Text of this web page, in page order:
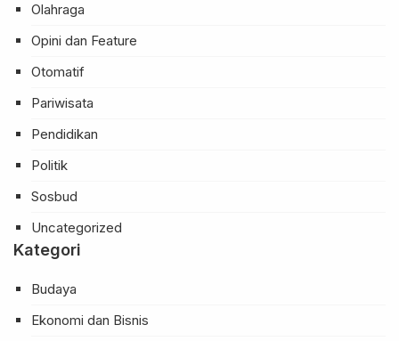
Olahraga
Opini dan Feature
Otomatif
Pariwisata
Pendidikan
Politik
Sosbud
Uncategorized
Kategori
Budaya
Ekonomi dan Bisnis